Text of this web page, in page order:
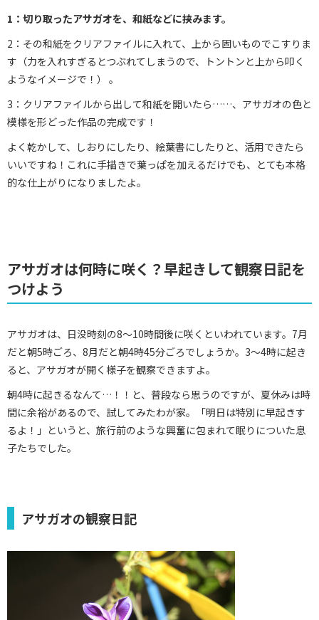
1：切り取ったアサガオを、和紙などに挟みます。
2：その和紙をクリアファイルに入れて、上から固いものでこすりま
す（力を入れすぎるとつぶれてしまうので、トントンと上から叩く
ようなイメージで！） 。
3：クリアファイルから出して和紙を開いたら……、アサガオの色と
模様を形どった作品の完成です！
よく乾かして、しおりにしたり、絵葉書にしたりと、活用できたら
いいですね！これに手描きで葉っぱを加えるだけでも、とても本格
的な仕上がりになりましたよ。
アサガオは何時に咲く？早起きして観察日記を
つけよう
アサガオは、日没時刻の8～10時間後に咲くといわれています。7月
だと朝5時ごろ、8月だと朝4時45分ごろでしょうか。3～4時に起き
ると、アサガオが開く様子を観察できますよ。
朝4時に起きるなんて…！！と、普段なら思うのですが、夏休みは時
間に余裕があるので、試してみたわが家。「明日は特別に早起きす
るよ！」というと、旅行前のような興奮に包まれて眠りについた息
子たちでした。
アサガオの観察日記